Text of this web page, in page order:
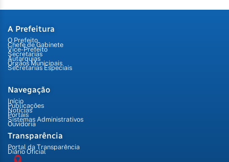
A Prefeitura
O Prefeito
Chefe de Gabinete
Vice-Prefeito
Secretarias
Autarquias
Órgãos Municipais
Secretarias Especiais
Navegação
Início
Publicações
Notícias
Portais
Sistemas Administrativos
Ouvidoria
Transparência
Portal da Transparência
Diário Oficial